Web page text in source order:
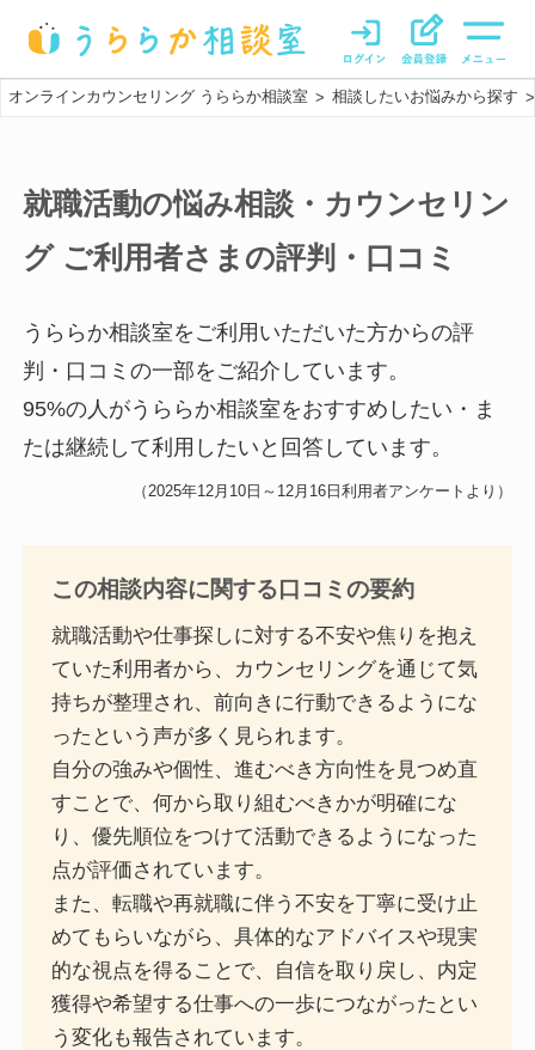
オンラインカウンセリング うららか相談室 > 相談したいお悩みから探す >
就職活動の悩み相談・カウンセリン
グご利用者さまの評判・口コミ
うららか相談室をご利用いただいた方からの評
判・口コミの一部をご紹介しています。
95%の人がうららか相談室をおすすめしたい・ま
たは継続して利用したいと回答しています。
（ 2025年12月10日～12月16日 利用者アンケートより）
この相談内容に関する口コミの要約
就職活動や仕事探しに対する不安や焦りを抱え
ていた利用者から、カウンセリングを通じて気
持ちが整理され、前向きに行動できるようにな
ったという声が多く見られます。
自分の強みや個性、進むべき方向性を見つめ直
すことで、何から取り組むべきかが明確にな
り、優先順位をつけて活動できるようになった
点が評価されています。
また、転職や再就職に伴う不安を丁寧に受け止
めてもらいながら、具体的なアドバイスや現実
的な視点を得ることで、自信を取り戻し、内定
獲得や希望する仕事への一歩につながったとい
う変化も報告されています。